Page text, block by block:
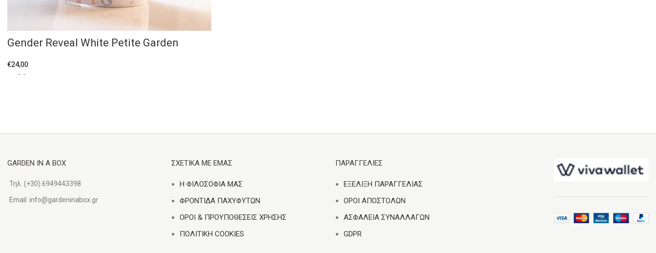
Gender Reveal White Petite Garden
€24,00
Επιλέξτε...
GARDEN IN A BOX
Τηλ. (+30) 6949443398
Email: info@gardeninabox.gr
ΣΧΕΤΙΚΑ ΜΕ ΕΜΑΣ
Η ΦΙΛΟΣΟΦΙΑ ΜΑΣ
ΦΡΟΝΤΙΔΑ ΠΑΧΥΦΥΤΩΝ
ΟΡΟΙ & ΠΡΟΥΠΟΘΕΣΕΙΣ ΧΡΗΣΗΣ
ΠΟΛΙΤΙΚΗ COOKIES
ΠΑΡΑΓΓΕΛΙΕΣ
ΕΞΕΛΙΞΗ ΠΑΡΑΓΓΕΛΙΑΣ
ΟΡΟΙ ΑΠΟΣΤΟΛΩΝ
ΑΣΦΑΛΕΙΑ ΣΥΝΑΛΛΑΓΩΝ
GDPR